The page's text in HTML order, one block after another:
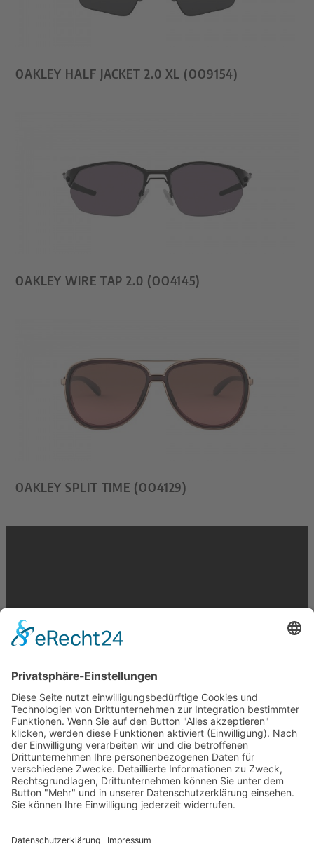
OAKLEY HALF JACKET 2.0 XL (OO9154)
OAKLEY WIRE TAP 2.0 (OO4145)
OAKLEY SPLIT TIME (OO4129)
Krahnstr. 17/18 | 49074 Osnabrück
Telefon: 0541 29746 | E-Mail:info@optikmeyer.de
Impressum|Datenschutz|Cookie-Einstellungen